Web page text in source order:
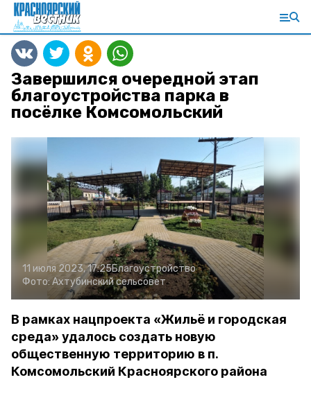
Завершился очередной этап
благоустройства парка в
посёлке Комсомольский
11 июля 2023, 17:25Благоустройство
Фото:Ахтубинский сельсовет
В рамках нацпроекта «Жильё и городская
среда» удалось создать новую
общественную территорию в п.
Комсомольский Красноярского района